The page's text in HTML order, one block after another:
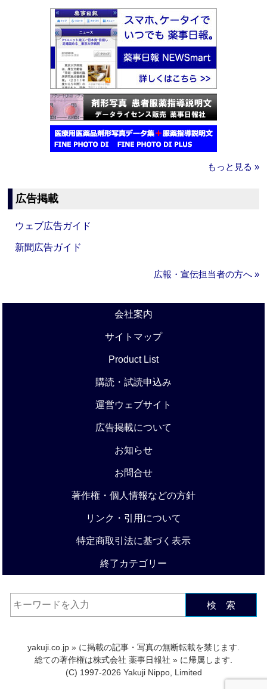
もっと見る »
広告掲載
ウェブ広告ガイド
新聞広告ガイド
広報・宣伝担当者の方へ »
会社案内
サイトマップ
Product List
購読・試読申込み
運営ウェブサイト
広告掲載について
お知らせ
お問合せ
著作権・個人情報などの方針
リンク・引用について
特定商取引法に基づく表示
終了カテゴリー
検 索
yakuji.co.jp » に掲載の記事・写真の無断転載を禁じます.
総ての著作権は株式会社 薬事日報社 » に帰属します.
(C) 1997-2026 Yakuji Nippo, Limited